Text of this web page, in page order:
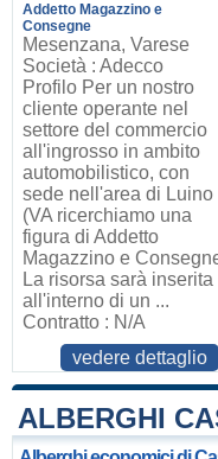
Addetto Magazzino e
Consegne
Mesenzana, Varese
Società : Adecco
Profilo Per un nostro
cliente operante nel
settore del commercio
all'ingrosso in ambito
automobilistico, con
sede nell'area di Luino
(VA ricerchiamo una
figura di Addetto
Magazzino e
La risorsa sarà inserita
all'interno di un ...
Contratto : N/A
vedere dettaglio
ALBERGHI